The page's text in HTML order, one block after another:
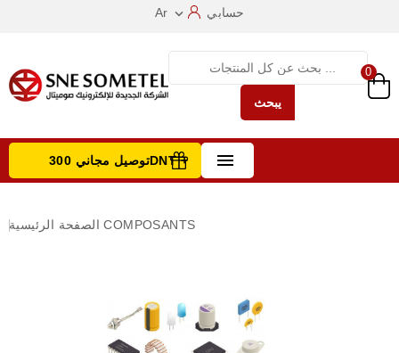
Ar  حسابي
يبحث
0
 توصيل مجاني 300DNT +
الصفحة الرئيسية COMPOSANTS